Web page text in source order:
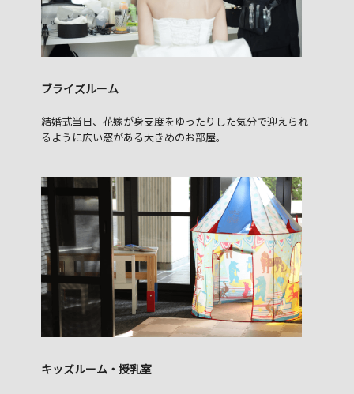
ブライズルーム
結婚式当日、花嫁が身支度をゆったりした気分で迎えられ
るように広い窓がある大きめのお部屋。
キッズルーム・授乳室